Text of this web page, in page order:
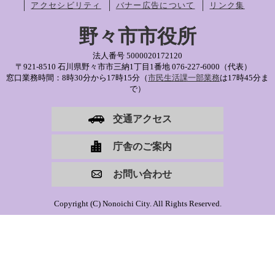
アクセシビリティ
バナー広告について リンク集
野々市市役所
法人番号 5000020172120
〒921-8510 石川県野々市市三納1丁目1番地 076-227-6000（代表）
窓口業務時間：8時30分から17時15分（市民生活課一部業務は17時45分ま
で）
交通アクセス
庁舎のご案内
お問い合わせ
Copyright (C) Nonoichi City. All Rights Reserved.